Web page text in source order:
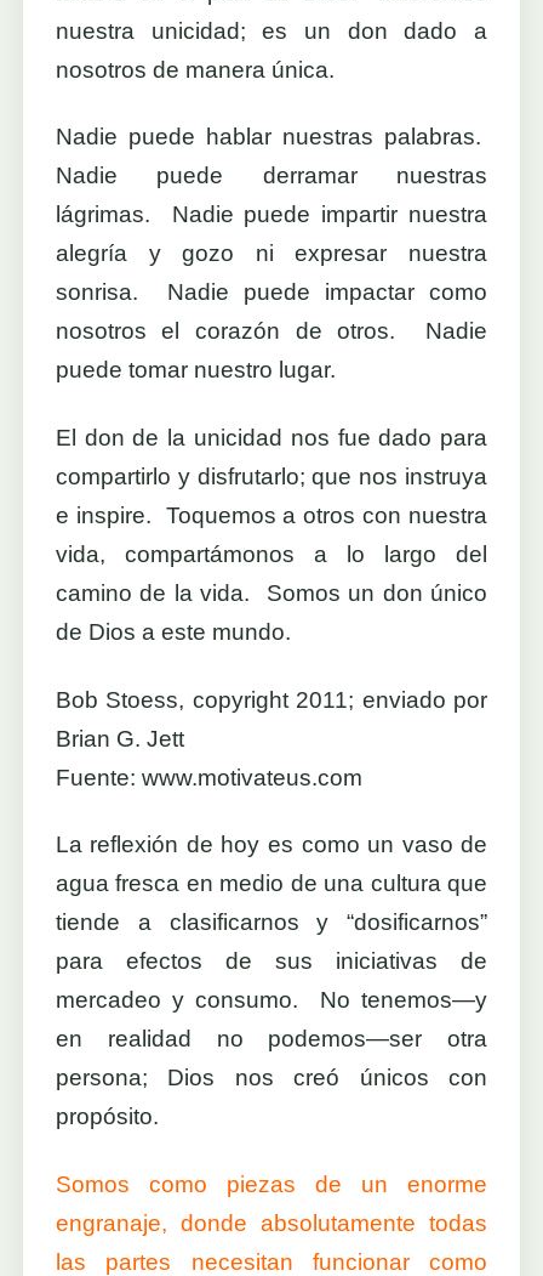
nuestra unicidad; es un don dado a
nosotros de manera única.
Nadie puede hablar nuestras palabras.
Nadie puede derramar nuestras
lágrimas. Nadie puede impartir nuestra
alegría y gozo ni expresar nuestra
sonrisa. Nadie puede impactar como
nosotros el corazón de otros. Nadie
puede tomar nuestro lugar.
El don de la unicidad nos fue dado para
compartirlo y disfrutarlo; que nos instruya
e inspire. Toquemos a otros con nuestra
vida, compartámonos a lo largo del
camino de la vida. Somos un don único
de Dios a este mundo.
Bob Stoess, copyright 2011; enviado por
Brian G. Jett
Fuente: www.motivateus.com
La reflexión de hoy es como un vaso de
agua fresca en medio de una cultura que
tiende a clasificarnos y “dosificarnos”
para efectos de sus iniciativas de
mercadeo y consumo. No tenemos—y
en realidad no podemos—ser otra
persona; Dios nos creó únicos con
propósito.
Somos como piezas de un enorme
engranaje, donde absolutamente todas
las partes necesitan funcionar como